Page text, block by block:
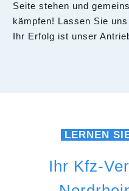
Seite stehen und
kämpfen! Lassen Sie
Ihr Erfolg ist unser
LERNEN
Ihr Kfz-